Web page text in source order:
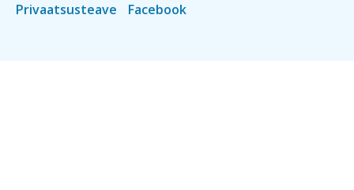
Privaatsusteave
Facebook